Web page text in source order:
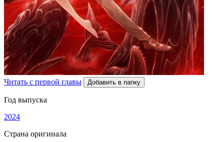
Читать с первой главы Добавить в папку
Год выпуска
2024
Страна оригинала